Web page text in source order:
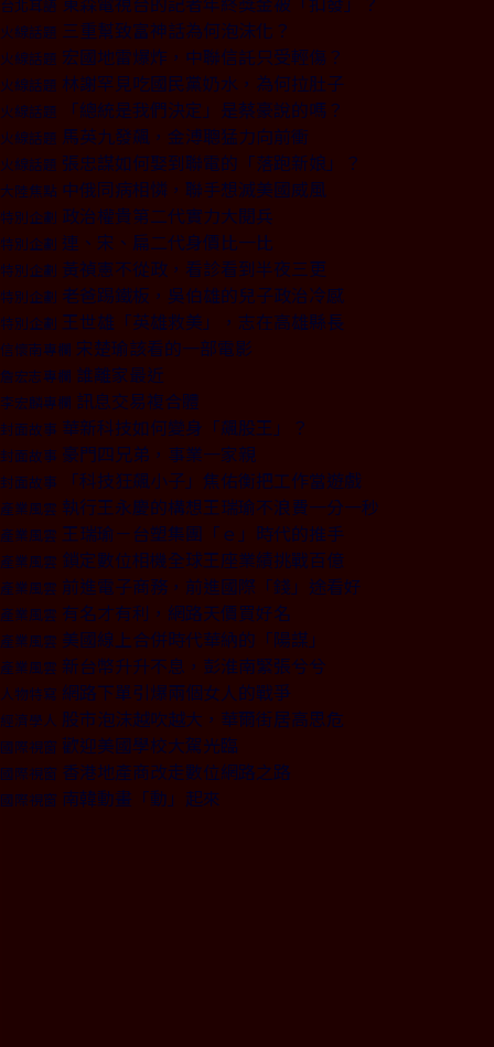
台北耳語
火線話題 三重幫致富神話為何泡沫化？
火線話題 宏國地雷爆炸，中聯信託只受輕傷？
火線話題 林謝罕見吃國民黨奶水，為何拉肚子
火線話題 「總統是我們決定」是蔡豪說的嗎？
火線話題 馬英九發飆，金溥聰猛力向前衝
火線話題 張忠謀如何娶到聯電的「落跑新娘」？
大陸焦點 中俄同病相憐，聯手想滅美國威風
特別企劃 政治權貴第二代實力大閱兵
特別企劃 連、宋、扁二代身價比一比
特別企劃 黃禎憲不從政，看診看到半夜三更
特別企劃 老爸踢鐵板，吳伯雄的兒子政治冷感
特別企劃 王世雄「英雄救美」，志在高雄縣長
信懷南專欄 宋楚瑜該看的一部電影
詹宏志專欄 誰離家最近
李宏麟專欄 訊息交易複合體
封面故事 華新科技如何變身「飆股王」？
封面故事 豪門四兄弟，事業一家親
封面故事 「科技狂飆小子」焦佑衡把工作當遊戲
產業風雲 執行王永慶的構想王瑞瑜不浪費一分一秒
產業風雲 王瑞瑜－台塑集團「ｅ」時代的推手
產業風雲 鎖定數位相機全球王座業績挑戰百億
產業風雲 前進電子商務，前進國際「錢」途看好
產業風雲 有名才有利，網路天價買好名
產業風雲 美國線上合併時代華納的「陽謀」
產業風雲 新台幣升升不息，彭淮南緊張兮兮
人物特寫 網路下單引爆兩個女人的戰爭
經濟學人 股市泡沫越吹越大，華爾街居高思危
國際視窗 歡迎美國學校大駕光臨
國際視窗 香港地產商改走數位網路之路
國際視窗 南韓動畫「動」起來